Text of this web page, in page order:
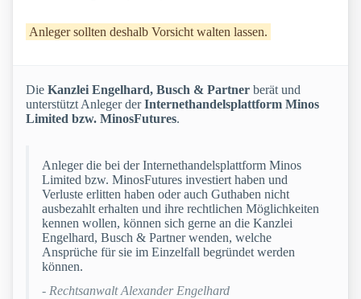
Anleger sollten deshalb Vorsicht walten lassen.
Die Kanzlei Engelhard, Busch & Partner berät und
unterstützt Anleger derInternethandelsplattform Minos
Limited bzw. MinosFutures.
Anleger die bei der Internethandelsplattform Minos
Limited bzw. MinosFutures investiert haben und
Verluste erlitten haben oder auch Guthaben nicht
ausbezahlt erhalten und ihre rechtlichen Möglichkeiten
kennen wollen, können sich gerne an die Kanzlei
Engelhard, Busch & Partner wenden, welche
Ansprüche für sie im Einzelfall begründet werden
können.
- Rechtsanwalt Alexander Engelhard